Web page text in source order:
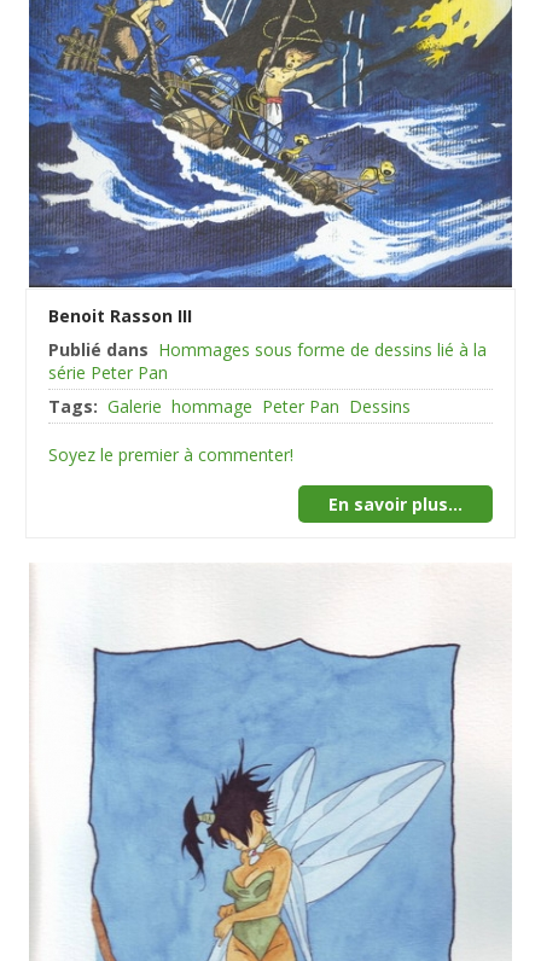
Benoit Rasson III
Publié dans Hommages sous forme de dessins lié à la
série Peter Pan
Tags: Galerie hommage Peter Pan Dessins
Soyez le premier à commenter!
En savoir plus...